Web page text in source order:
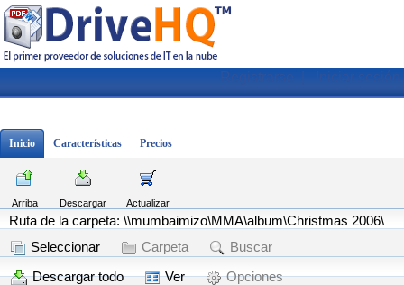
Registrarse Iniciar sesión
Inicio Características Precios
Arriba Descargar Actualizar
Ruta de la carpeta: \\mumbaimizo\MMA\album\Christmas 2006\
Seleccionar
Carpeta
Buscar
Descargar todo
Ver
Opciones